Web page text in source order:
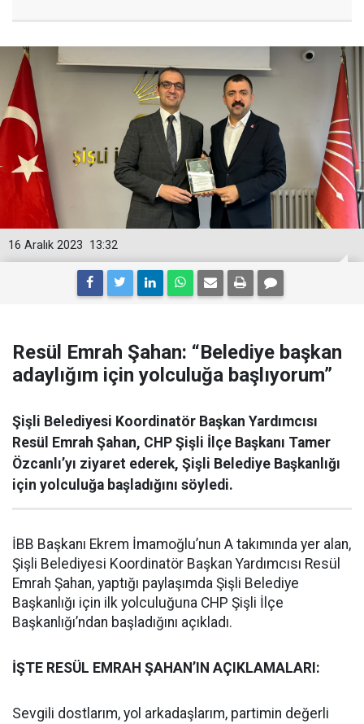
13:32
16 Aralık 2023
Resül Emrah Şahan: “Belediye başkan
adaylığım için yolculuğa başlıyorum”
Şişli Belediyesi Koordinatör Başkan Yardımcısı
Resül Emrah Şahan, CHP Şişli İlçe Başkanı Tamer
Özcanlı’yı ziyaret ederek, Şişli Belediye Başkanlığı
için yolculuğa başladığını söyledi.
İBB Başkanı Ekrem İmamoğlu’nun A takımında yer alan,
Şişli Belediyesi Koordinatör Başkan Yardımcısı Resül
Emrah Şahan, yaptığı paylaşımda Şişli Belediye
Başkanlığı için ilk yolculuğuna CHP Şişli İlçe
Başkanlığı’ndan başladığını açıkladı.
İŞTE RESÜL EMRAH ŞAHAN’IN AÇIKLAMALARI:
Sevgili dostlarım, yol arkadaşlarım, partimin değerli